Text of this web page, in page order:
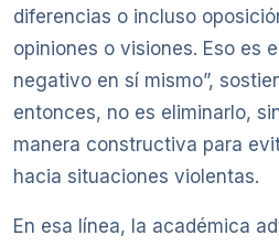
diferencias o incluso
opiniones o visiones. Eso es
negativo en sí mismo”,
entonces, no es eliminarlo,
manera constructiva para
hacia situaciones violentas.
En esa línea, la académica